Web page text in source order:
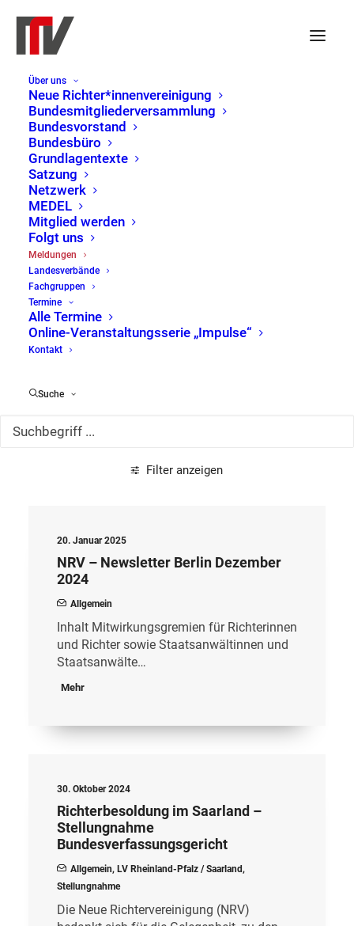
Über uns
Neue Richter*innenvereinigung
Bundesmitgliederversammlung
Bundesvorstand
Bundesbüro
Grundlagentexte
Satzung
Netzwerk
MEDEL
Mitglied werden
Folgt uns
Meldungen
Landesverbände
Fachgruppen
Termine
Alle Termine
Online-Veranstaltungsserie „Impulse“
Kontakt
Suche
Filter anzeigen
20. Januar 2025
NRV – Newsletter Berlin Dezember
2024
Allgemein
Inhalt Mitwirkungsgremien für Richterinnen
und Richter sowie Staatsanwältinnen und
Staatsanwälte…
Mehr
30. Oktober 2024
Richterbesoldung im Saarland –
Stellungnahme
Bundesverfassungsgericht
Allgemein, LV Rheinland-Pfalz / Saarland,
Stellungnahme
Die Neue Richtervereinigung (NRV)